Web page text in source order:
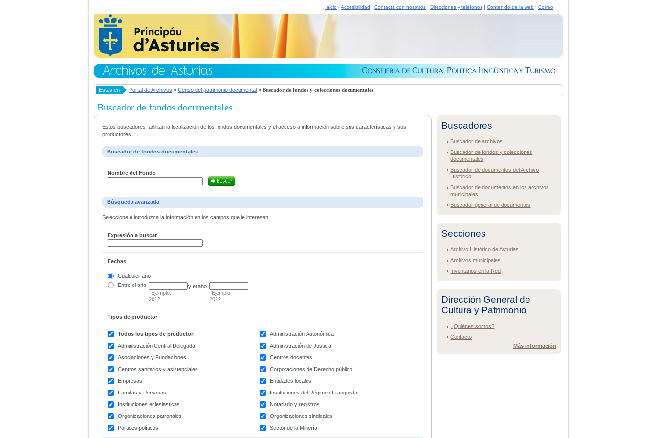
Inicio | Accesibilidad | Contacta con nosotros | Direcciones y teléfonos | Contenido de la web | Correo
Estás en Portal de Archivos » Censo del patrimonio documental » Buscador de fondos y colecciones documentales
Buscador de fondos documentales
Estos buscadores facilitan la localización de los fondos documentales y el acceso a información sobre sus características y sus
productores.
Buscador de fondos documentales
Nombre del Fondo
Búsqueda avanzada
Seleccione e introduzca la información en los campos que le interesen.
Expresión a buscar
Fechas
Cualquier año
Entre el año
Ejemplo:
2012
y el año
Ejemplo:
2012
Tipos de productor
Todos los tipos de productor
Administración Autonómica
Administración Central Delegada
Administración de Justicia
Asociaciones y Fundaciones
Centros docentes
Centros sanitarios y asistenciales
Corporaciones de Derecho público
Empresas
Entidades locales
Familias y Personas
Instituciones del Régimen Franquista
Instituciones eclesiásticas
Notariado y registros
Organizaciones patronales
Organizaciones sindicales
Partidos políticos
Sector de la Minería
Buscadores
Buscador de archivos
Buscador de fondos y colecciones
documentales
Buscador de documentos del Archivo
Histórico
Buscador de documentos en los archivos
municipales
Buscador general de documentos
Secciones
Archivo Histórico de Asturias
Archivos municipales
Inventarios en la Red
Dirección General de
Cultura y Patrimonio
¿Quiénes somos?
Contacto
Más información